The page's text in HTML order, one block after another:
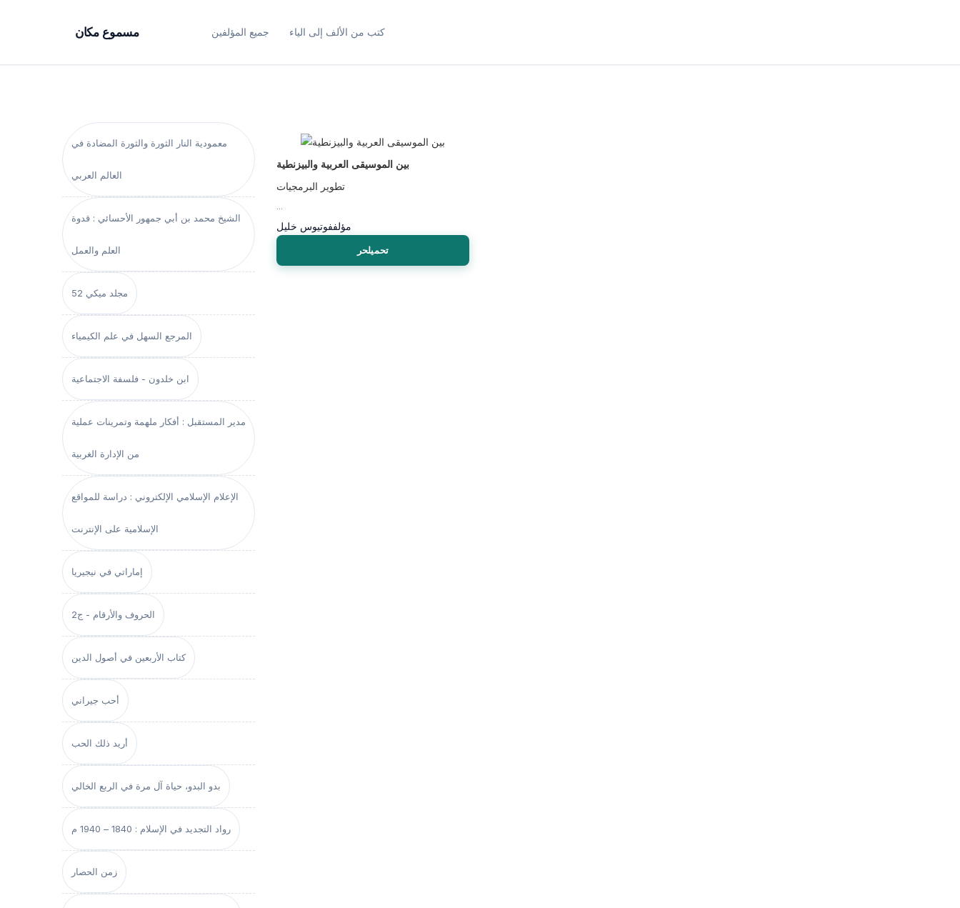
مسموع مكان جميع المؤلفين كتب من الألف إلى الياء
معمودية النار الثورة والثورة المضادة في
العالم العربي
الشيخ محمد بن أبي جمهور الأحسائي : قدوة
العلم والعمل
مجلد ميكي 52
المرجع السهل في علم الكيمياء
ابن خلدون - فلسفة الاجتماعية
مدير المستقبل : أفكار ملهمة وتمرينات عملية
من الإدارة الغربية
الإعلام الإسلامي الإلكتروني : دراسة للمواقع
الإسلامية على الإنترنت
إماراتي في نيجيريا
الحروف والأرقام - ج2
كتاب الأربعين في أصول الدين
أحب جيراني
أريد ذلك الحب
بدو البدو، حياة آل مرة في الربع الخالي
رواد التجديد في الإسلام : 1840 – 1940 م
زمن الحصار
بين الموسيقى العربية والبيزنطية
تطوير البرمجيات
مؤلففوتيوس خليل
تحميلحر